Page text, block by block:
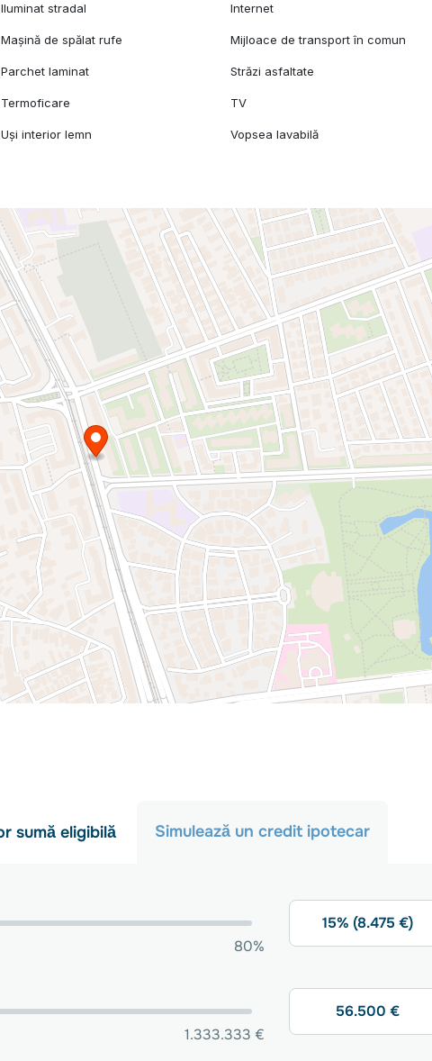
Iluminat stradal Internet
Mașină de spălat rufe Mijloace de transport în comun
Parchet laminat Străzi asfaltate
Termoficare TV
Uși interior lemn Vopsea lavabilă